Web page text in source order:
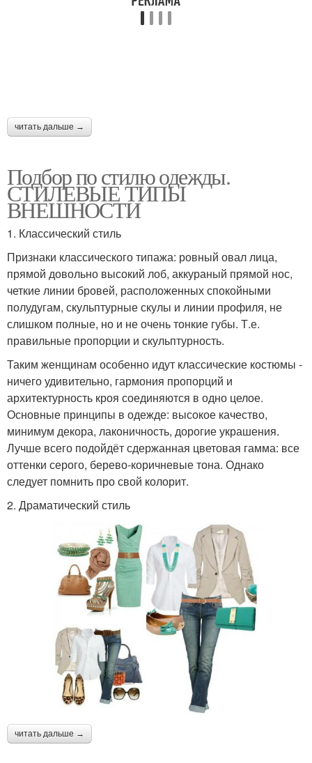
читать дальше →
Подбор по стилю одежды.
СТИЛЕВЫЕ ТИПЫ
ВНЕШНОСТИ
1. Классический стиль
Признаки классического типажа: ровный овал лица,
прямой довольно высокий лоб, аккураный прямой нос,
четкие линии бровей, расположенных спокойными
полудугам, скульптурные скулы и линии профиля, не
слишком полные, но и не очень тонкие губы. Т.е.
правильные пропорции и скульптурность.
Таким женщинам особенно идут классические костюмы -
ничего удивительно, гармония пропорций и
архитектурность кроя соединяются в одно целое.
Основные принципы в одежде: высокое качество,
минимум декора, лаконичность, дорогие украшения.
Лучше всего подойдёт сдержанная цветовая гамма: все
оттенки серого, берево-коричневые тона. Однако
следует помнить про свой колорит.
2. Драматический стиль
читать дальше →